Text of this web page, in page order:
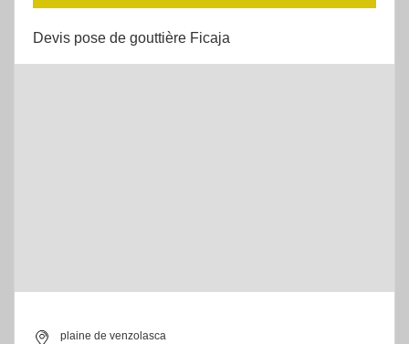
Devis pose de gouttière Ficaja
plaine de venzolasca